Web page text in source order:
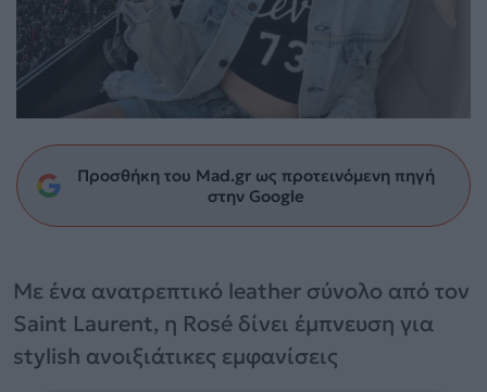
Προσθήκη του Mad.gr ως προτεινόμενη πηγή
στην Google
Με ένα ανατρεπτικό leather σύνολο από τον
Saint Laurent, η Rosé δίνει έμπνευση για
stylish ανοιξιάτικες εμφανίσεις